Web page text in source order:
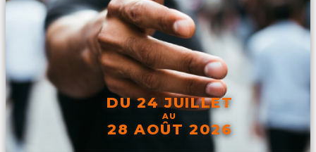
DU 24 JUILLET
AU
28 AOÛT 2026